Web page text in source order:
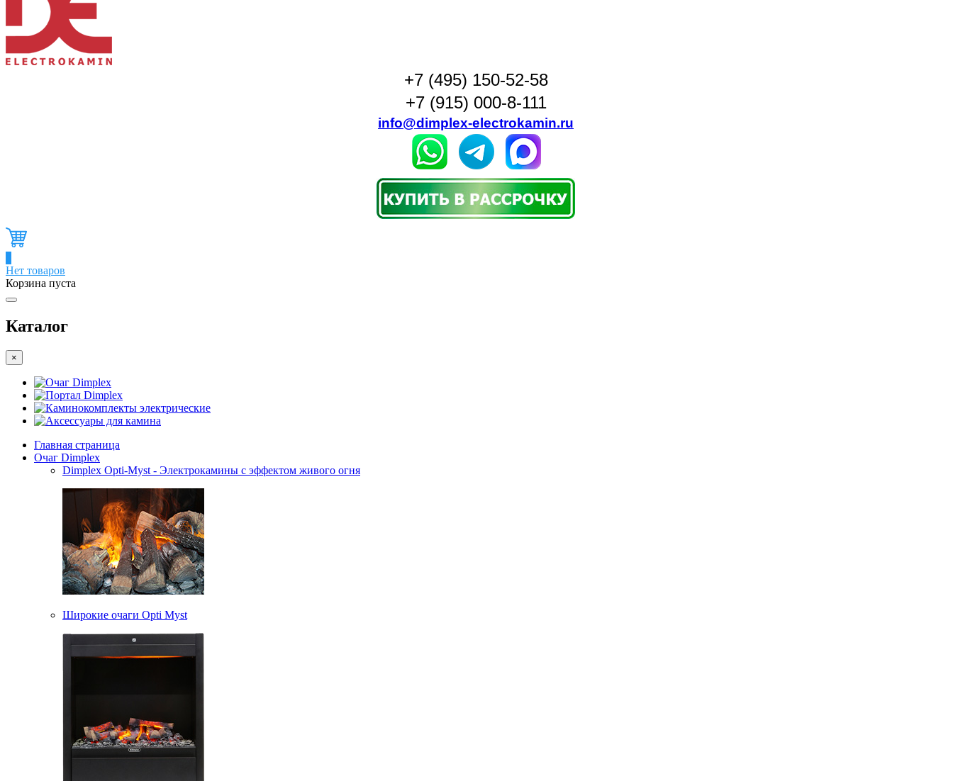
+7 (495) 150-52-58
+7 (915) 000-8-111
info@dimplex-electrokamin.ru
Нет товаров
Корзина пуста
Каталог
×
Очаг Dimplex
Портал Dimplex
Каминокомплекты электрические
Аксессуары для камина
Главная страница
Очаг Dimplex
Dimplex Opti-Myst - Электрокамины с эффектом живого огня
Широкие очаги Opti Myst